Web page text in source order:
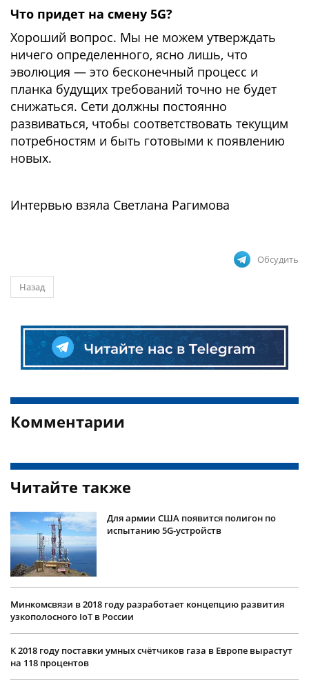
Что придет на смену 5G?
Хороший вопрос. Мы не можем утверждать
ничего определенного, ясно лишь, что
эволюция — это бесконечный процесс и
планка будущих требований точно не будет
снижаться. Сети должны постоянно
развиваться, чтобы соответствовать текущим
потребностям и быть готовыми к появлению
новых.
Интервью взяла Светлана Рагимова
Обсудить
Назад
Комментарии
Читайте также
Для армии США появится полигон по
испытанию 5G-устройств
Минкомсвязи в 2018 году разработает концепцию развития
узкополосного IoT в России
К 2018 году поставки умных счётчиков газа в Европе вырастут
на 118 процентов